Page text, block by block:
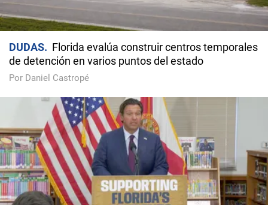
DUDAS
Florida evalúa construir centros temporales
de detención en varios puntos del estado
Por Daniel Castropé